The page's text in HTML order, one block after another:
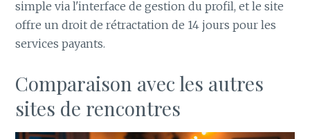
simple via l'interface de gestion du profil, et le site
offre un droit de rétractation de 14 jours pour les
services payants.
Comparaison avec les autres
sites de rencontres